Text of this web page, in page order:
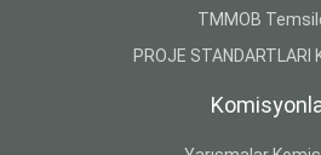
TMMOB
PROJE STANDARTLARI